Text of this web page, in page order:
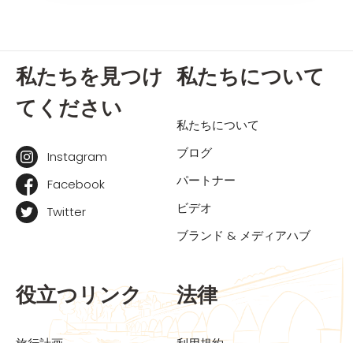
私たちを見つけ
てください
Instagram
Facebook
Twitter
私たちについて
私たちについて
ブログ
パートナー
ビデオ
ブランド & メディアハブ
役立つリンク 法律